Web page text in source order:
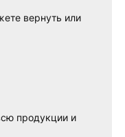
вернуть или
продукции и